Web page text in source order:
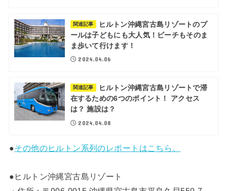
関連記事
ヒルトン沖縄宮古島リゾートのプ
ールは子どもにも大人気！ビーチもそのま
ま歩いて行けます！
2024.04.06
関連記事
ヒルトン沖縄宮古島リゾートで滞
在するための6つのポイント！ アクセス
は？ 施設は？
2024.04.08
●その他のヒルトン系列のレポートはこちら。
●ヒルトン沖縄宮古島リゾート